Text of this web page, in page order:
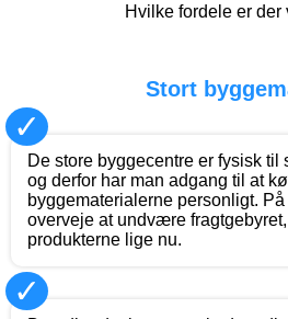
Hvilke fordele er der
Stort
✓
De store byggecentre er fysisk til
og derfor har man adgang til at
byggematerialerne personligt.
overveje at undvære
produkterne lige nu.
✓